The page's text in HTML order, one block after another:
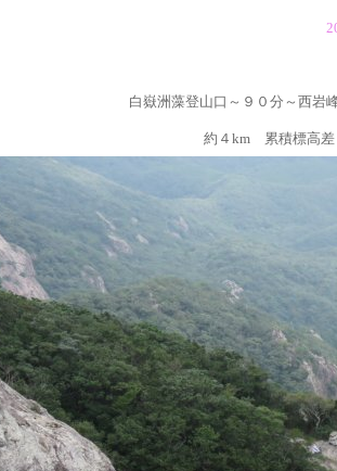
白嶽洲藻登山口～９０分～西岩
約４km 累積標高